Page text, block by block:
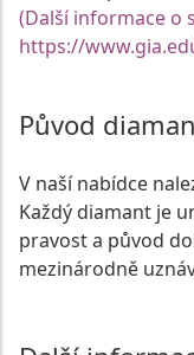
(Další informace o
https://
Původ
V naší nabídce
Každý diamant je
pravost a původ
mezinárodně